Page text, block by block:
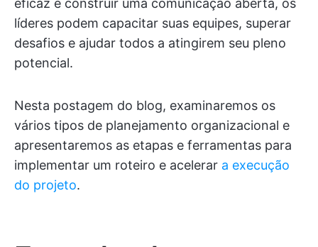
eficaz e construir uma comunicação aberta, os
líderes podem capacitar suas equipes, superar
desafios e ajudar todos a atingirem seu pleno
potencial.
Nesta postagem do blog, examinaremos os
vários tipos de planejamento organizacional e
apresentaremos as etapas e ferramentas para
implementar um roteiro e acelerar a execução
do projeto.